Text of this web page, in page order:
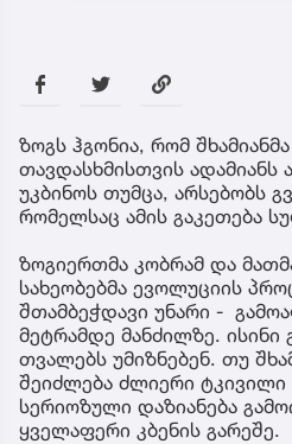
ზოგს ჰგონია, რომ
თავდასხმისთვის
უკბინოს თუმცა, არსებობს
რომელსაც ამის გაკეთება
ზოგიერთმა კობრამ და
სახეობებმა ევოლუციის
შთამბეჭდავი უნარი -
მეტრამდე მანძილზე. ისინი
თვალებს უმიზნებენ. თუ
შეიძლება ძლიერი
სერიოზული დაზიანება
ყველაფერი კბენის გარეშე.